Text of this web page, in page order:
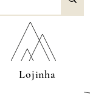
Lojinha